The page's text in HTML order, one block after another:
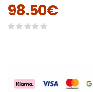
98.50€